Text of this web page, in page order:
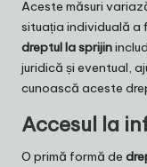
Aceste măsuri
situația individuală a
dreptul la sprijin
juridică și eventual,
cunoască aceste
Accesul la
O primă formă de